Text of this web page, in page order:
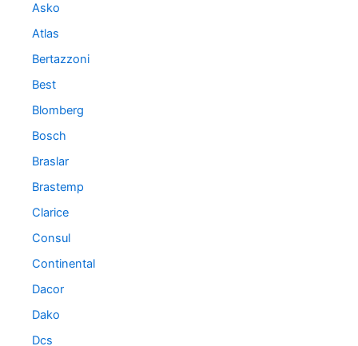
Asko
Atlas
Bertazzoni
Best
Blomberg
Bosch
Braslar
Brastemp
Clarice
Consul
Continental
Dacor
Dako
Dcs